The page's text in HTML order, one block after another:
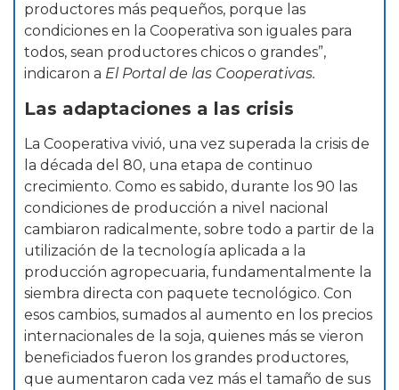
productores más pequeños, porque las
condiciones en la Cooperativa son iguales para
todos, sean productores chicos o grandes”,
indicaron a El Portal de las Cooperativas.
Las adaptaciones a las crisis
La Cooperativa vivió, una vez superada la crisis de
la década del 80, una etapa de continuo
crecimiento. Como es sabido, durante los 90 las
condiciones de producción a nivel nacional
cambiaron radicalmente, sobre todo a partir de la
utilización de la tecnología aplicada a la
producción agropecuaria, fundamentalmente la
siembra directa con paquete tecnológico. Con
esos cambios, sumados al aumento en los precios
internacionales de la soja, quienes más se vieron
beneficiados fueron los grandes productores,
que aumentaron cada vez más el tamaño de sus